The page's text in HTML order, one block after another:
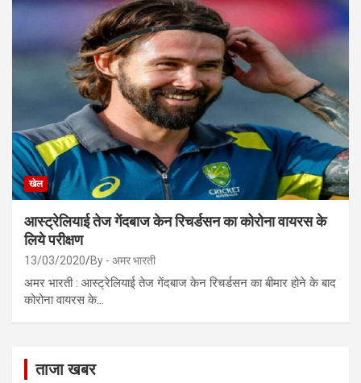
खेल
आस्ट्रेलियाई तेज गेंदबाज केन रिचर्डसन का कोरोना वायरस के
लिये परीक्षण
13/03/2020 By - अमर भारती
अमर भारती : आस्ट्रेलियाई तेज गेंदबाज केन रिचर्डसन का बीमार होने के बाद
कोरोना वायरस के…
ताजा खबर